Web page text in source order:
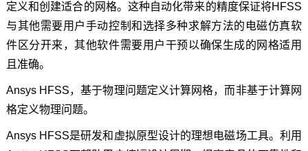
定义和创建适合的网格。这种自动化带来的精度保证将HFSS
与其他需要用户手动控制和选择多种求解方法的电磁仿真软
件区分开来，其他软件需要用户干预以确保生成的网格适用
且准确。
Ansys HFSS，基于物理问题定义计算网格，而非基于计算网
格定义物理问题。
Ansys HFSS是研发和虚拟原型设计的理想电磁场工具。利用